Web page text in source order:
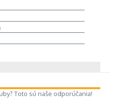
Toto sú naše odporúčania!